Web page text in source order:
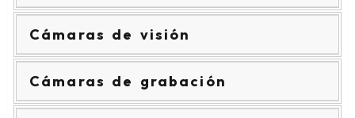
Cámaras de visión
Cámaras de grabación